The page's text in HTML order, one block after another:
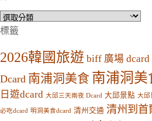
分
類
標籤
2026韓國旅遊 biff 廣場 dcard
Dcard 南浦洞美食 南浦洞美
日遊dcard 大邱三天兩夜 Dcard 大邱景點 大邱
必吃dcard 明洞美食dcard 清州交通 清州到首